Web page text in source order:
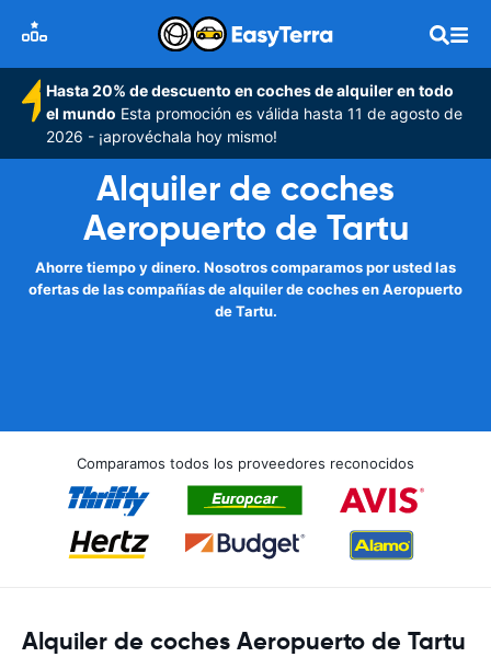
Hasta 20% de descuento en coches de alquiler en todo
el mundo Esta promoción es válida hasta 11 de agosto de
2026 - ¡aprovéchala hoy mismo!
Alquiler de coches
Aeropuerto de Tartu
Ahorre tiempo y dinero. Nosotros comparamos por usted las
ofertas de las compañías de alquiler de coches en Aeropuerto
de Tartu.
Comparamos todos los proveedores reconocidos
Alquiler de coches Aeropuerto de Tartu